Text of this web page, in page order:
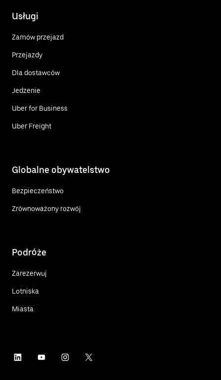
Usługi
Zamów przejazd
Przejazdy
Dla dostawców
Jedzenie
Uber for Business
Uber Freight
Globalne obywatelstwo
Bezpieczeństwo
Zrównoważony rozwój
Podróże
Zarezerwuj
Lotniska
Miasta